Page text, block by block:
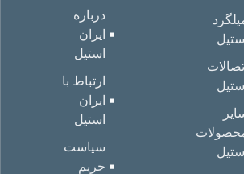
استیل
اتصالات
استیل
استیل
درباره
ایران
استیل
ارتباط با
ایران
استیل
سیاست
حریم